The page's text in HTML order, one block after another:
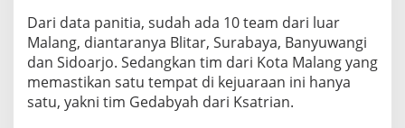
A
R
A
A
N
T
Dari data panitia, sudah ada 10 team dari luar
Malang, diantaranya Blitar, Surabaya, Banyuwangi
dan Sidoarjo. Sedangkan tim dari Kota Malang yang
memastikan satu tempat di kejuaraan ini hanya
satu, yakni tim Gedabyah dari Ksatrian.